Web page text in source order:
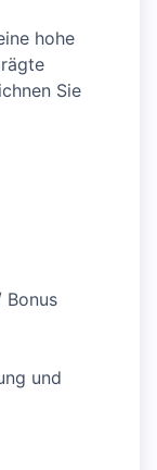
hohe
Sie
Bonus
und